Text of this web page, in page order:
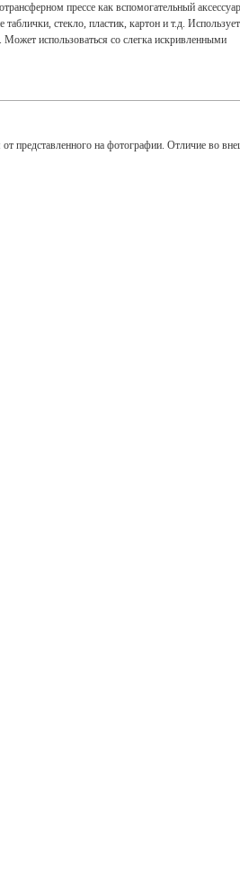
прессе как вспомогательный
стекло, пластик, картон и т.д.
использоваться со слегка искривленными
представленного на фотографии. Отличие во